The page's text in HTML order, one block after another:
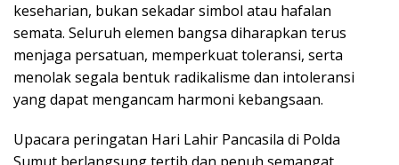
keseharian, bukan sekadar simbol atau hafalan
semata. Seluruh elemen bangsa diharapkan terus
menjaga persatuan, memperkuat toleransi, serta
menolak segala bentuk radikalisme dan intoleransi
yang dapat mengancam harmoni kebangsaan.
Upacara peringatan Hari Lahir Pancasila di Polda